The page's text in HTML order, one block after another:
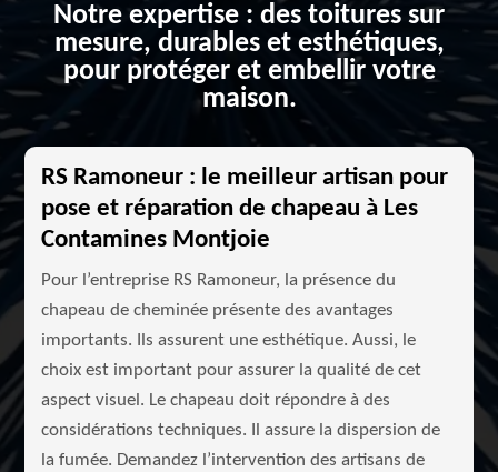
Notre expertise : des toitures sur
mesure, durables et esthétiques,
pour protéger et embellir votre
maison.
RS Ramoneur : le meilleur artisan pour
pose et réparation de chapeau à Les
Contamines Montjoie
Pour l’entreprise RS Ramoneur, la présence du
chapeau de cheminée présente des avantages
importants. Ils assurent une esthétique. Aussi, le
choix est important pour assurer la qualité de cet
aspect visuel. Le chapeau doit répondre à des
considérations techniques. Il assure la dispersion de
la fumée. Demandez l’intervention des artisans de